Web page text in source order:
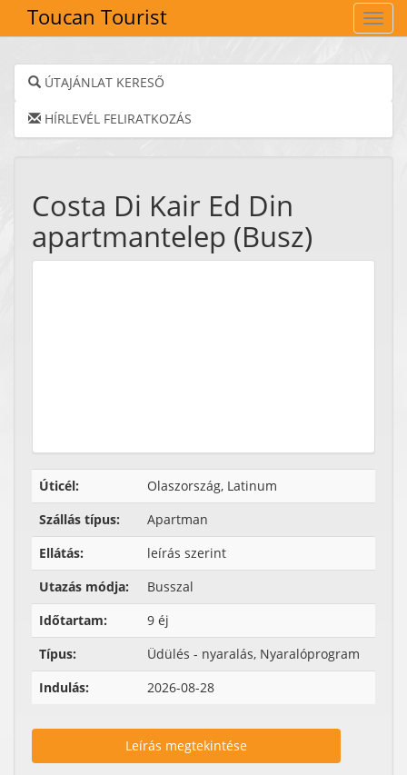
Toucan Tourist
ÚTAJÁNLAT KERESŐ
HÍRLEVÉL FELIRATKOZÁS
Costa Di Kair Ed Din
apartmantelep (Busz)
Úticél:
Olaszország, Latinum
Szállás típus:
Apartman
Ellátás:
leírás szerint
Utazás módja:
Busszal
Időtartam:
9 éj
Típus:
Üdülés - nyaralás, Nyaralóprogram
Indulás:
2026-08-28
Leírás megtekintése